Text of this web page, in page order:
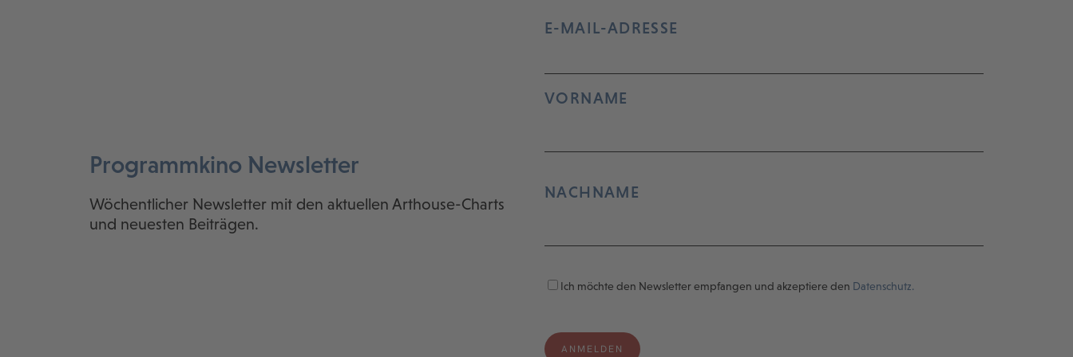
Programmkino Newsletter
Wöchentlicher Newsletter mit den aktuellen Arthouse-Charts
und neuesten Beiträgen.
E-MAIL-ADRESSE
VORNAME
NACHNAME
Ich möchte den Newsletter empfangen und akzeptiere den Datenschutz.